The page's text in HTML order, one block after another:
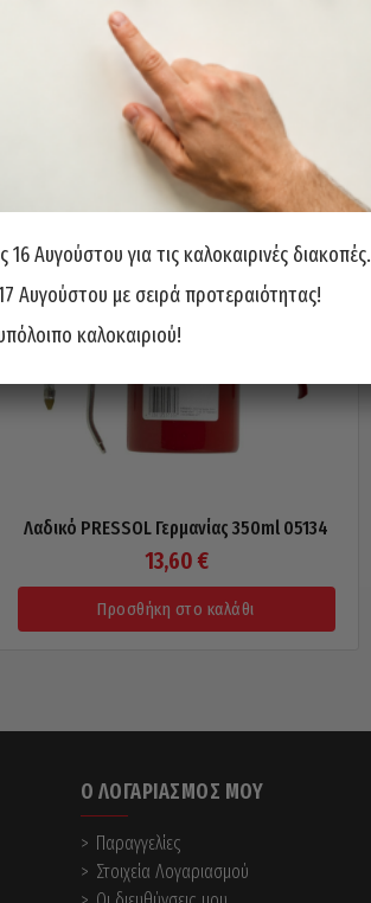
Λαδικό PRESSOL Γερμανίας 350ml 05134
13,60 €
Προσθήκη στο καλάθι
Ο ΛΟΓΑΡΙΑΣΜΌΣ ΜΟΥ
Παραγγελίες
Στοιχεία Λογαριασμού
Αυγούστου για τις καλοκαιρινές διακοπές.
Αυγούστου με σειρά προτεραιότητας!
καλοκαιριού!